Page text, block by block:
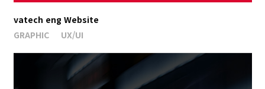
vatech eng Website
GRAPHIC
UX/UI